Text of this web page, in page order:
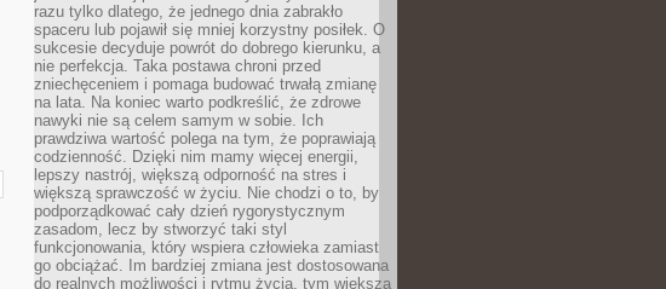
razu tylko dlatego, że jednego dnia zabrakło
spaceru lub pojawił się mniej korzystny posiłek. O
sukcesie decyduje powrót do dobrego kierunku, a
nie perfekcja. Taka postawa chroni przed
zniechęceniem i pomaga budować trwałą zmianę
na lata. Na koniec warto podkreślić, że zdrowe
nawyki nie są celem samym w sobie. Ich
prawdziwa wartość polega na tym, że poprawiają
codzienność. Dzięki nim mamy więcej energii,
lepszy nastrój, większą odporność na stres i
większą sprawczość w życiu. Nie chodzi o to, by
podporządkować cały dzień rygorystycznym
zasadom, lecz by stworzyć taki styl
funkcjonowania, który wspiera człowieka zamiast
go obciążać. Im bardziej zmiana jest dostosowana
do realnych możliwości i rytmu życia, tym większa